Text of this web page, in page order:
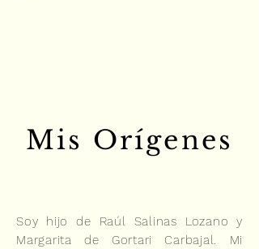
Mis Orígenes
Soy hijo de Raúl Salinas Lozano y
Margarita de Gortari Carbajal. Mi